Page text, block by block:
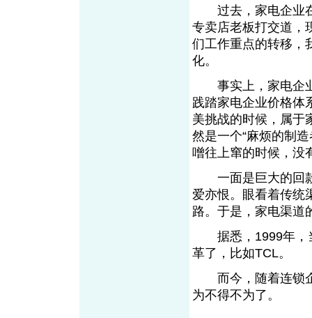
过去，家电企业在
专卖店老板打交道，
们工作重点的转移，
化。
事实上，家电企业
践踏家电企业价格体
美挑战的时候，属于
然是一个“麻烦的制
噌往上窜的时候，没
一面是巨大的回款
爱亦恨。眼看着传统
路。于是，家电渠道
据悉，1999年，当
革了，比如TCL。
而今，随着连锁企
为不得不为了。